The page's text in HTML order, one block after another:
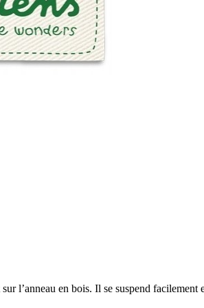
l’anneau en bois. Il se suspend